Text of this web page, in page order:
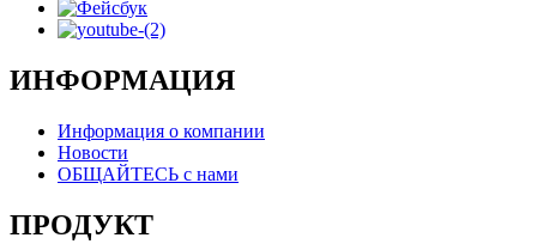
ИНФОРМАЦИЯ
Информация о компании
Новости
ОБЩАЙТЕСЬ с нами
ПРОДУКТ